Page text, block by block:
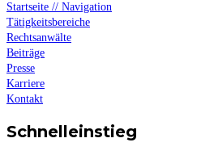
Startseite // Navigation
Tätigkeitsbereiche
Rechtsanwälte
Beiträge
Presse
Karriere
Kontakt
Schnelleinstieg